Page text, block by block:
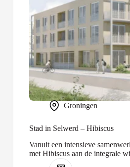
Groningen
Stad in Selwerd – Hibiscus
Vanuit een intensieve
met Hibiscus aan de integrale
in Selwerd.